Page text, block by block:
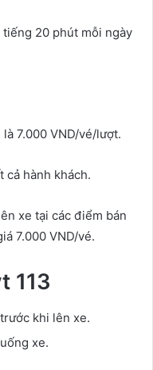
tiếng 20 phút mỗi ngày
7.000 VND/vé/lượt.
cả hành khách.
xe tại các điểm bán
7.000 VND/vé.
113
khi lên xe.
xe.